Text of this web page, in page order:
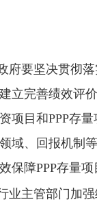
府要坚决贯彻
立完善绩效评
目和PPP存
、回报机制
障PPP存量项
业主管部门加